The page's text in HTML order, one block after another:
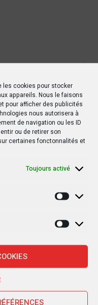
cookies pour stocker
appareils. Nous le faisons
pour afficher des publicités
nous autorisera à
de navigation ou les ID
ou de retirer son
certaines fonctonnalités et
Toujours activé